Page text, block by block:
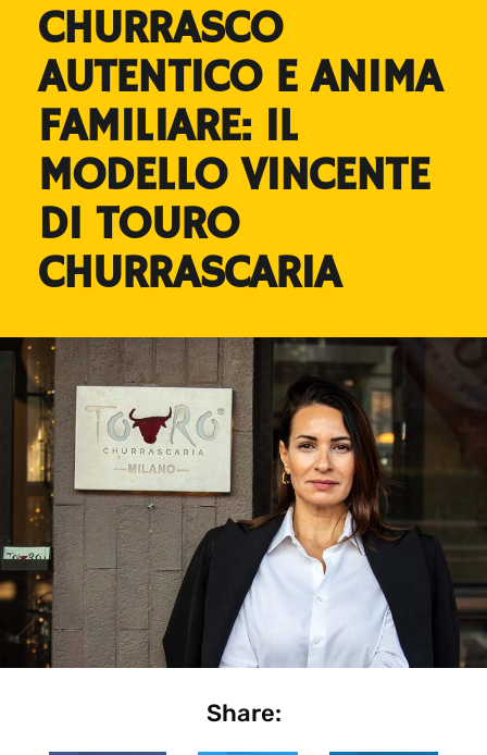
CHURRASCO
AUTENTICO E ANIMA
FAMILIARE: IL
MODELLO VINCENTE
DI TOURO
CHURRASCARIA
Share: